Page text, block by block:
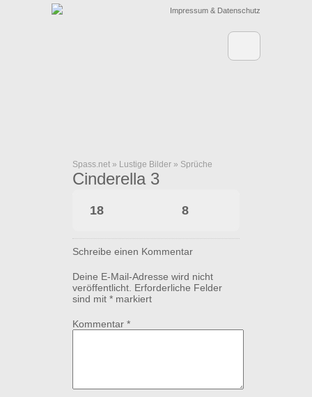
Impressum & Datenschutz
Spass.net » Lustige Bilder » Sprüche
Cinderella 3
18 8
Schreibe einen Kommentar
Deine E-Mail-Adresse wird nicht
veröffentlicht. Erforderliche Felder
sind mit * markiert
Kommentar *